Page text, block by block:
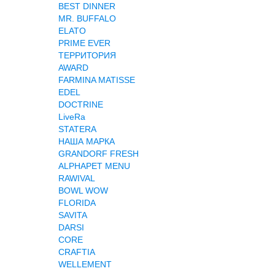
BEST DINNER
MR. BUFFALO
ELATO
PRIME EVER
ТЕРРИТОРИЯ
AWARD
FARMINA MATISSE
EDEL
DOCTRINE
LiveRa
STATERA
НАША МАРКА
GRANDORF FRESH
ALPHAPET MENU
RAWIVAL
BOWL WOW
FLORIDA
SAVITA
DARSI
CORE
CRAFTIA
WELLEMENT